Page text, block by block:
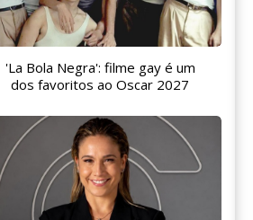
'La Bola Negra': filme gay é um
dos favoritos ao Oscar 2027